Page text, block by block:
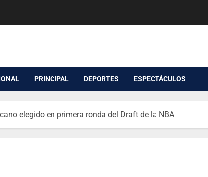
PRINCIPAL DEPORTES ESPECTÁCULOS
elegido en primera ronda del Draft de la NBA